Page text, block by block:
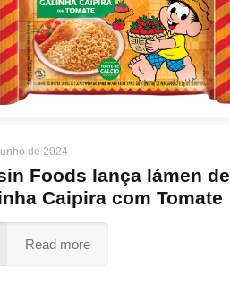
de 2024
Foods lança lámen de
Caipira com Tomate
Read more